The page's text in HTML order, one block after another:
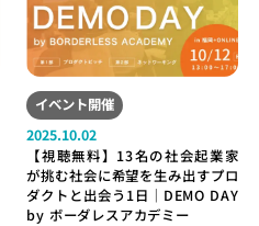
イベント開催
2025.10.02
【視聴無料】13名の社会起業家
が挑む社会に希望を生み出すプロ
ダクトと出会う1日｜DEMO DAY
by ボーダレスアカデミー